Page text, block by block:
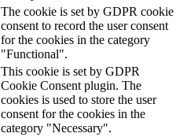
The cookie is set by GDPR cookie
consent to record the user consent
for the cookies in the category
"Functional".
This cookie is set by GDPR
Cookie Consent plugin. The
cookies is used to store the user
consent for the cookies in the
category "Necessary".